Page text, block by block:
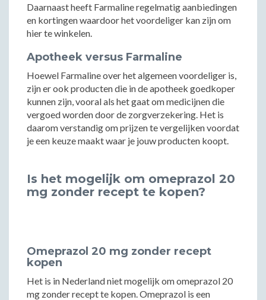
Daarnaast heeft Farmaline regelmatig aanbiedingen
en kortingen waardoor het voordeliger kan zijn om
hier te winkelen.
Apotheek versus Farmaline
Hoewel Farmaline over het algemeen voordeliger is,
zijn er ook producten die in de apotheek goedkoper
kunnen zijn, vooral als het gaat om medicijnen die
vergoed worden door de zorgverzekering. Het is
daarom verstandig om prijzen te vergelijken voordat
je een keuze maakt waar je jouw producten koopt.
Is het mogelijk om omeprazol 20
mg zonder recept te kopen?
Omeprazol 20 mg zonder recept
kopen
Het is in Nederland niet mogelijk om omeprazol 20
mg zonder recept te kopen. Omeprazol is een